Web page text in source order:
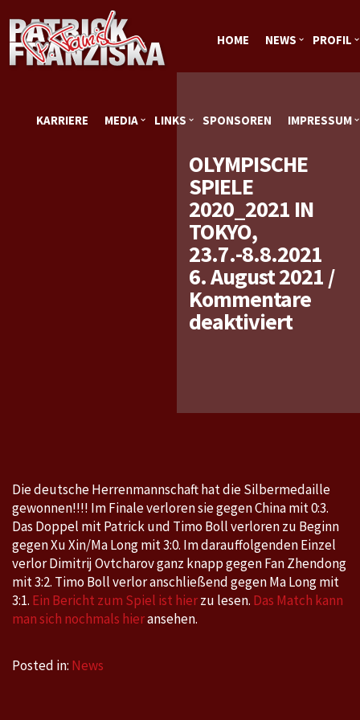
HOME NEWS PROFIL
KARRIERE MEDIA LINKS SPONSOREN IMPRESSUM
OLYMPISCHE
SPIELE
2020_2021 IN
TOKYO,
23.7.-8.8.2021
6. August 2021/
Kommentare
deaktiviertfür
in
Die deutsche Herrenmannschaft hat die Silbermedaille
gewonnen!!!! Im Finale verloren sie gegen China mit 0:3.
Das Doppel mit Patrick und Timo Boll verloren zu Beginn
gegen Xu Xin/Ma Long mit 3:0. Im darauffolgenden Einzel
verlor Dimitrij Ovtcharov ganz knapp gegen Fan Zhendong
mit 3:2. Timo Boll verlor anschließend gegen Ma Long mit
3:1. Ein Bericht zum Spiel ist hierzu lesen. Das Match kann
man sich nochmals hieransehen.
Posted in: News